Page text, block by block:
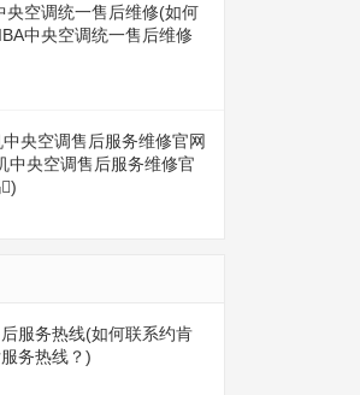
央空调统一售后维修(如何
中央空调统一售后维修
央空调售后服务维修官网
中央空调售后服务维修官
服务热线(如何联系约肯
务热线？)